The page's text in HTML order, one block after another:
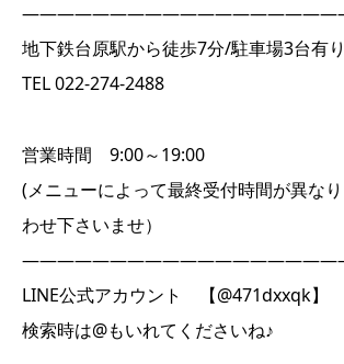
地下鉄台原駅から徒歩7分/駐車場3台有り
TEL 022-274-2488
営業時間 9:00～19:00
(メニューによって最終受付時間が異な
わせ下さいませ）
LINE公式アカウント 【@471dxxqk】
検索時は@もいれてくださいね♪